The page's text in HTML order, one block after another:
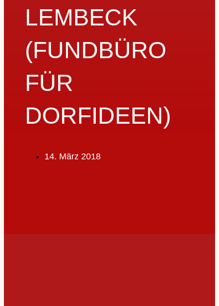
LEMBECK
(FUNDBÜRO
FÜR
DORFIDEEN)
14. März 2018